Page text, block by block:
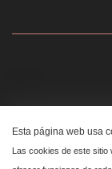
Esta página web usa
Las cookies de este sitio